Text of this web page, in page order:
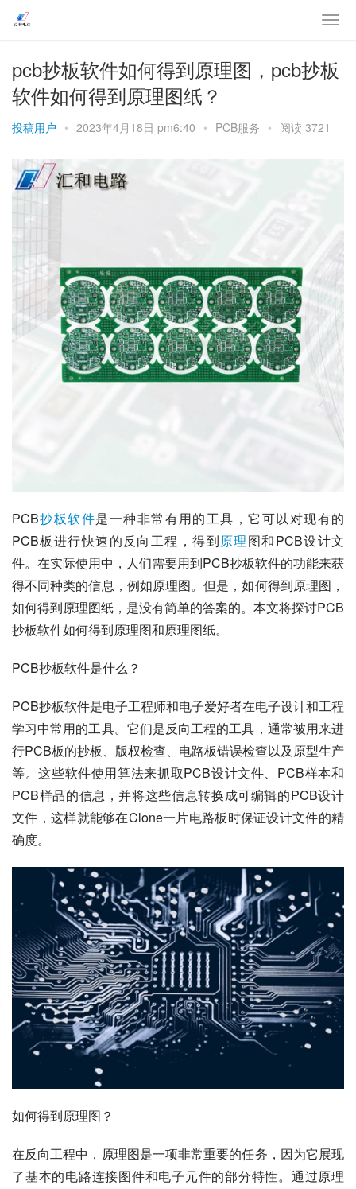
pcb抄板软件如何得到原理图，pcb抄板
软件如何得到原理图纸？
投稿用户 • 2023年4月18日 pm6:40 • PCB服务 • 阅读 3721
PCB抄板软件是一种非常有用的工具，它可以对现有的
PCB板进行快速的反向工程，得到原理图和PCB设计文
件。在实际使用中，人们需要用到PCB抄板软件的功能来获
得不同种类的信息，例如原理图。但是，如何得到原理图，
如何得到原理图纸，是没有简单的答案的。本文将探讨PCB
抄板软件如何得到原理图和原理图纸。
PCB抄板软件是什么？
PCB抄板软件是电子工程师和电子爱好者在电子设计和工程
学习中常用的工具。它们是反向工程的工具，通常被用来进
行PCB板的抄板、版权检查、电路板错误检查以及原型生产
等。这些软件使用算法来抓取PCB设计文件、PCB样本和
PCB样品的信息，并将这些信息转换成可编辑的PCB设计
文件，这样就能够在Clone一片电路板时保证设计文件的精
确度。
如何得到原理图？
在反向工程中，原理图是一项非常重要的任务，因为它展现
了基本的电路连接图件和电子元件的部分特性。通过原理